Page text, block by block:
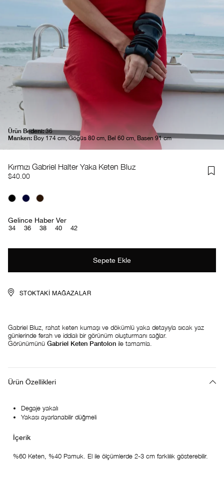
Ürün Bedeni:36
Manken: Boy 174 cm, Göğüs 80 cm, Bel 60 cm, Basen 91 cm
Kırmızı Gabriel Halter Yaka Keten Bluz
$40.00
Gelince Haber Ver
34 36 38 40 42
STOKTAKI MAĞAZALAR
Gabriel Bluz, rahat keten kumaşı ve dökümlü yaka detayıyla sıcak yaz
günlerinde ferah ve iddialı bir görünüm oluşturmanı sağlar.
Görünümünü Gabriel Keten Pantolon ile tamamla.
Ürün Özellikleri
Degaje yakalı
Yakası ayarlanabilir düğmeli
%60 Keten, %40 Pamuk. El ile ölçümlerde 2-3 cm farklılık gösterebilir.